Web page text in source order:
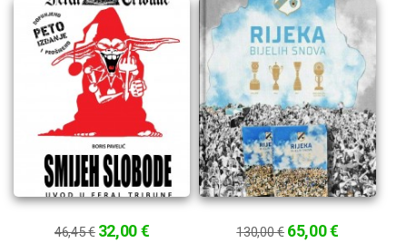
46,45 € 32,00 €
130,00 € 65,00 €